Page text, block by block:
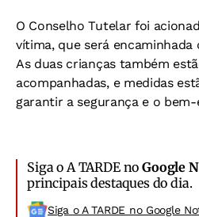
O Conselho Tutelar foi
vítima, que será encaminhada
As duas crianças também
acompanhadas, e medidas
garantir a segurança e o
Siga o A TARDE noGoogle
principais destaques do dia.
Siga o A TARDE no Google